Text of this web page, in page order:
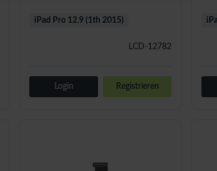
LCD-12782
iPad Pro 12.9 (1th 2015)
Login Registrieren